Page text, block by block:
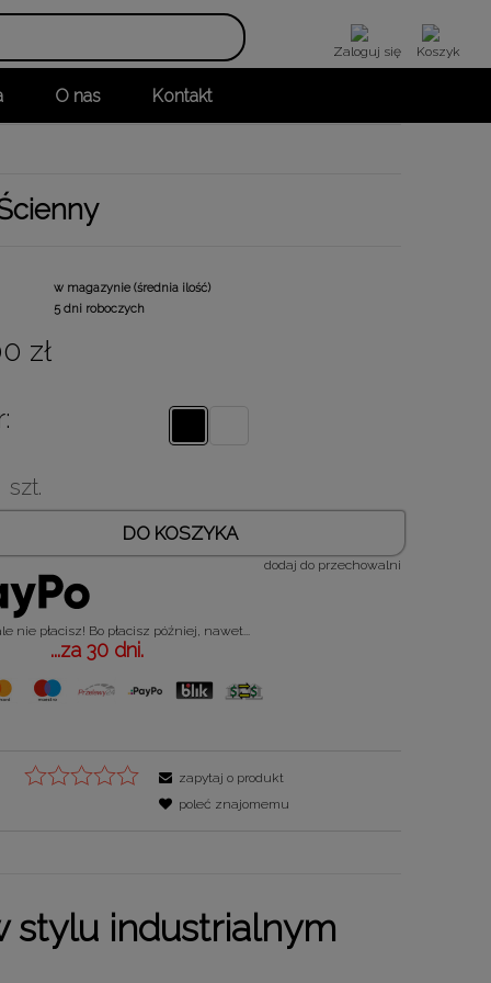
Zaloguj się Koszyk
O nas Kontakt
w magazynie (średnia ilość)
5 dni roboczych
zł
szt.
DO KOSZYKA
dodaj do przechowalni
nie płacisz! Bo płacisz później, nawet...
...za 30 dni.
zapytaj o produkt
poleć znajomemu
stylu industrialnym